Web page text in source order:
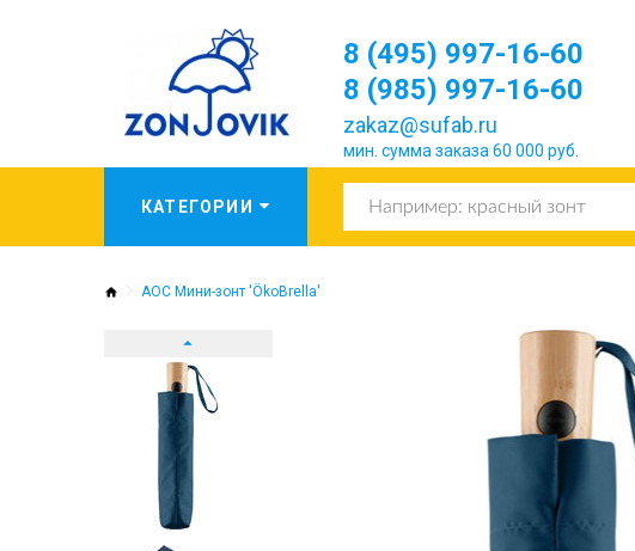
8 (495) 997-16-60
8 (985) 997-16-60
zakaz@sufab.ru
мин. сумма заказа 60 000 руб.
AOC Мини-зонт 'ÖkoBrella'